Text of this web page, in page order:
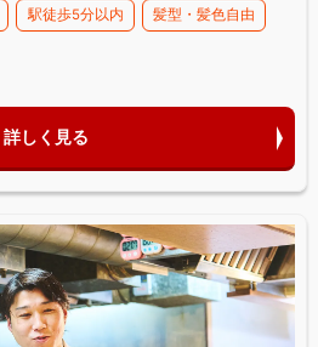
駅徒歩5分以内 髪型・髪色自由
詳しく見る